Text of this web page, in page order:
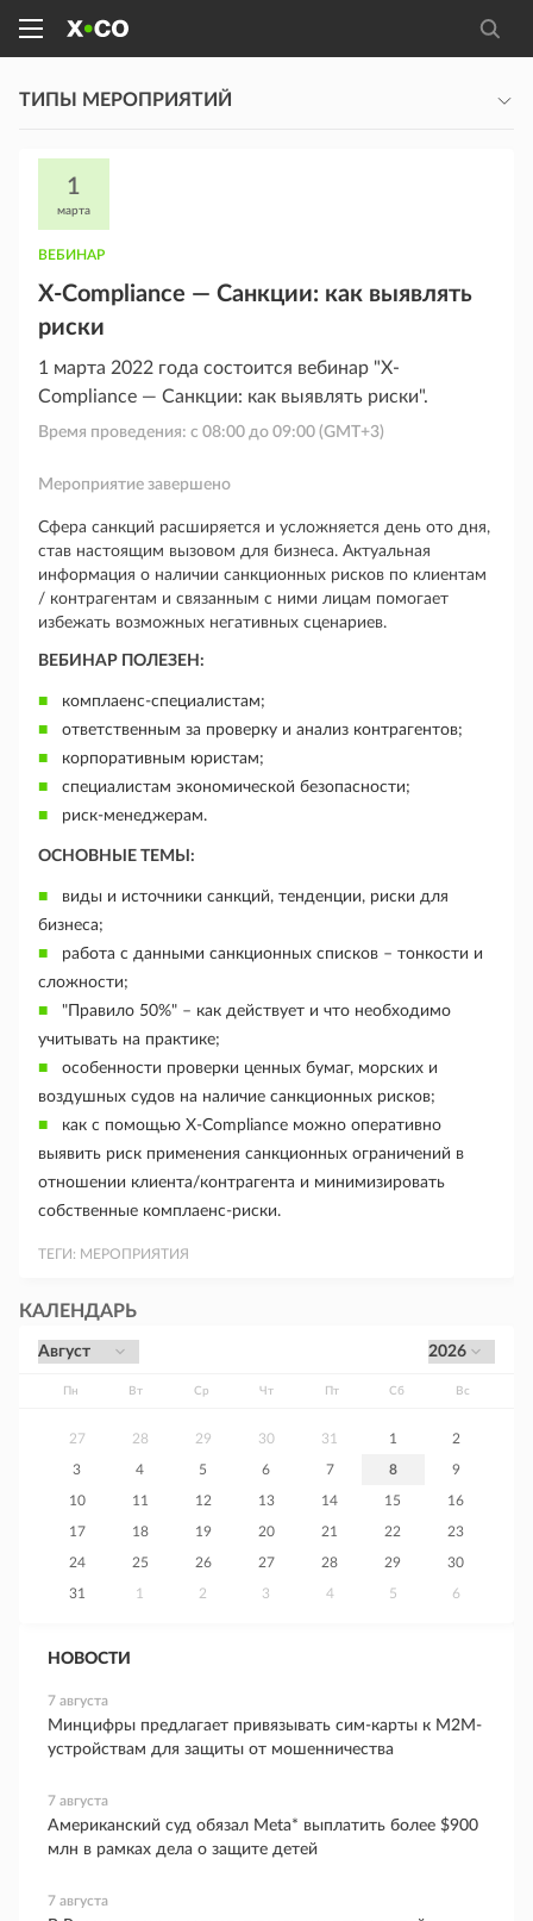
ТИПЫ МЕРОПРИЯТИЙ
1
марта
ВЕБИНАР
X-Compliance — Санкции: как выявлять
риски
1 марта 2022 года состоится вебинар "X-
Compliance — Санкции: как выявлять риски".
Время проведения: с 08:00 до 09:00 (GMT+3)
Мероприятие завершено
Сфера санкций расширяется и усложняется день ото дня,
став настоящим вызовом для бизнеса. Актуальная
информация о наличии санкционных рисков по клиентам
/ контрагентам и связанным с ними лицам помогает
избежать возможных негативных сценариев.
ВЕБИНАР ПОЛЕЗЕН:
комплаенс-специалистам;
ответственным за проверку и анализ контрагентов;
корпоративным юристам;
специалистам экономической безопасности;
риск-менеджерам.
ОСНОВНЫЕ ТЕМЫ:
виды и источники санкций, тенденции, риски для
бизнеса;
работа с данными санкционных списков – тонкости и
сложности;
"Правило 50%" – как действует и что необходимо
учитывать на практике;
особенности проверки ценных бумаг, морских и
воздушных судов на наличие санкционных рисков;
как с помощью X-Compliance можно оперативно
выявить риск применения санкционных ограничений в
отношении клиента/контрагента и минимизировать
собственные комплаенс-риски.
ТЕГИ: МЕРОПРИЯТИЯ
КАЛЕНДАРЬ
Пн Вт Ср Чт Пт Сб Вс
27 28 29 30 31 1 2
3 4 5 6 7 8 9
10 11 12 13 14 15 16
17 18 19 20 21 22 23
24 25 26 27 28 29 30
31 1 2 3 4 5 6
НОВОСТИ
7 августа
Минцифры предлагает привязывать сим-карты к M2M-
устройствам для защиты от мошенничества
7 августа
Американский суд обязал Meta* выплатить более $900
млн в рамках дела о защите детей
7 августа